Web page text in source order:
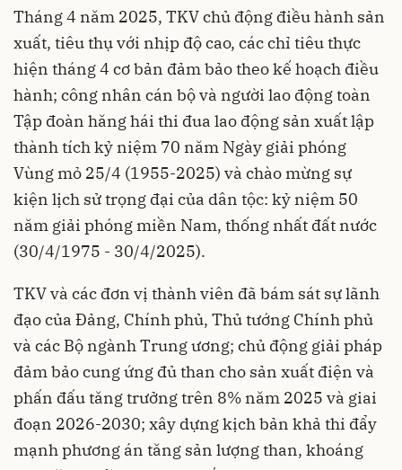
Tháng 4 năm 2025, TKV chủ động điều hành sản
xuất, tiêu thụ với nhịp độ cao, các chỉ tiêu thực
hiện tháng 4 cơ bản đảm bảo theo kế hoạch điều
hành; công nhân cán bộ và người lao động toàn
Tập đoàn hăng hái thi đua lao động sản xuất lập
thành tích kỷ niệm 70 năm Ngày giải phóng
Vùng mỏ 25/4 (1955-2025) và chào mừng sự
kiện lịch sử trọng đại của dân tộc: kỷ niệm 50
năm giải phóng miền Nam, thống nhất đất nước
(30/4/1975 - 30/4/2025).
TKV và các đơn vị thành viên đã bám sát sự lãnh
đạo của Đảng, Chính phủ, Thủ tướng Chính phủ
và các Bộ ngành Trung ương; chủ động giải pháp
đảm bảo cung ứng đủ than cho sản xuất điện và
phấn đấu tăng trưởng trên 8% năm 2025 và giai
đoạn 2026-2030; xây dựng kịch bản khả thi đẩy
mạnh phương án tăng sản lượng than, khoáng